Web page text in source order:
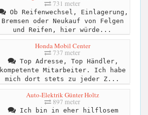
731 meter
Ob Reifenwechsel, Einlagerung,
Bremsen oder Neukauf von Felgen
und Reifen, hier würde...
Honda Mobil Center
737 meter
Top Adresse, Top Händler,
kompetente Mitarbeiter. Ich habe
mich dort stets zu jeder Z...
Auto-Elektrik Günter Holtz
897 meter
Ich bin in eher hilflosem